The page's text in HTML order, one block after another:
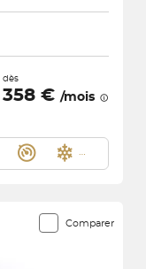
dès
358 € /mois
Comparer